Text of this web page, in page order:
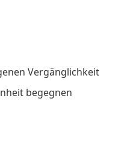
Vergänglichkeit
begegnen